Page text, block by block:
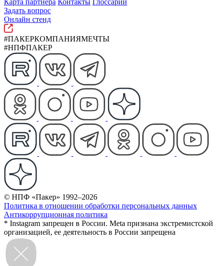
Задать вопрос
Онлайн стенд
#ПАКЕРКОМПАНИЯМЕЧТЫ
#НПФПАКЕР
© НПФ «Пакер» 1992–2026
Политика в отношении обработки персональных данных
Антикоррупционная политика
* Instagram запрещен в России. Meta признана экстремистской
организацией, ее деятельность в России запрещена